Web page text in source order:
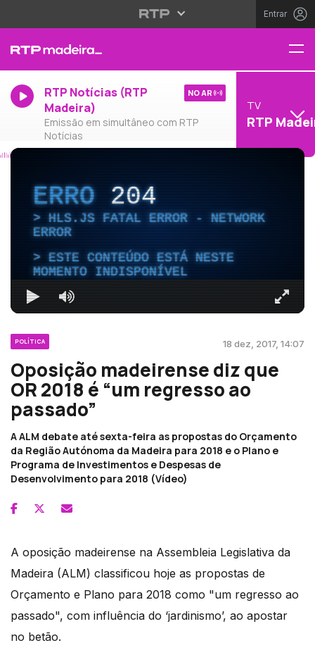
Entrar
RTP Notícias (RTP
Madeira)
Emissão em simultâneo com RTP
Notícias
NO AR
TV
RTP
ERRO204
HLS.JS FATAL ERROR - NETWORK
ERROR
ESTE CONTEÚDO ESTÁ NESTE
MOMENTO INDISPONÍVEL
POLÍTICA 18 dez, 2017, 14:07
Oposição madeirense diz que
OR 2018 é “um regresso ao
passado”
A ALM debate até sexta-feira as propostas do Orçamento
da Região Autónoma da Madeira para 2018 e o Plano e
Programa de Investimentos e Despesas de
Desenvolvimento para 2018 (Vídeo)
A oposição madeirense na Assembleia Legislativa da
Madeira (ALM) classificou hoje as propostas de
Orçamento e Plano para 2018 como "um regresso ao
passado", com influência do ‘jardinismo’, ao apostar
no betão.